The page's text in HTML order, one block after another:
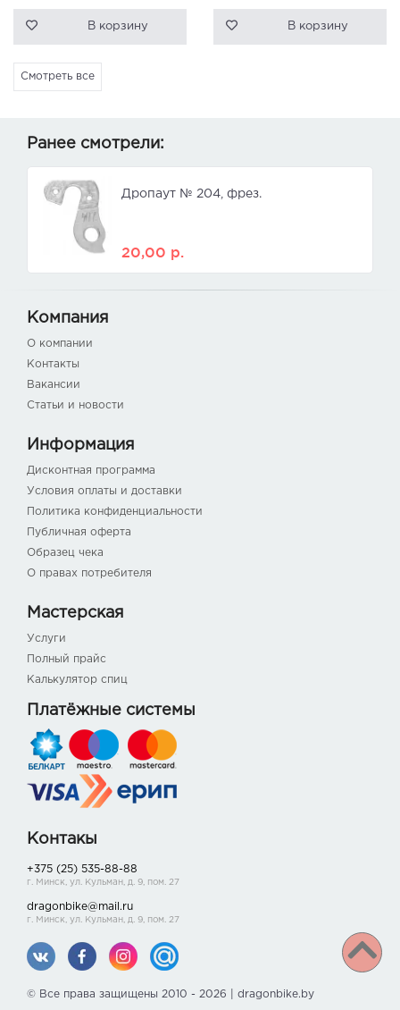
В корзину В корзину
Смотреть все
Ранее смотрели:
Дропаут № 204, фрез.
20,00 р.
Компания
О компании
Контакты
Вакансии
Статьи и новости
Информация
Дисконтная программа
Условия оплаты и доставки
Политика конфиденциальности
Публичная оферта
Образец чека
О правах потребителя
Мастерская
Услуги
Полный прайс
Калькулятор спиц
Платёжные системы
Контакы
+375 (25) 535-88-88
г. Минск, ул. Кульман, д. 9, пом. 27
dragonbike@mail.ru
г. Минск, ул. Кульман, д. 9, пом. 27
© Все права защищены 2010 - 2026 | dragonbike.by